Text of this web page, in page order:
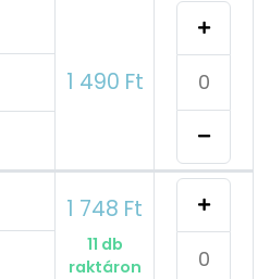
1 490 Ft
1 748 Ft
11 db
raktáron